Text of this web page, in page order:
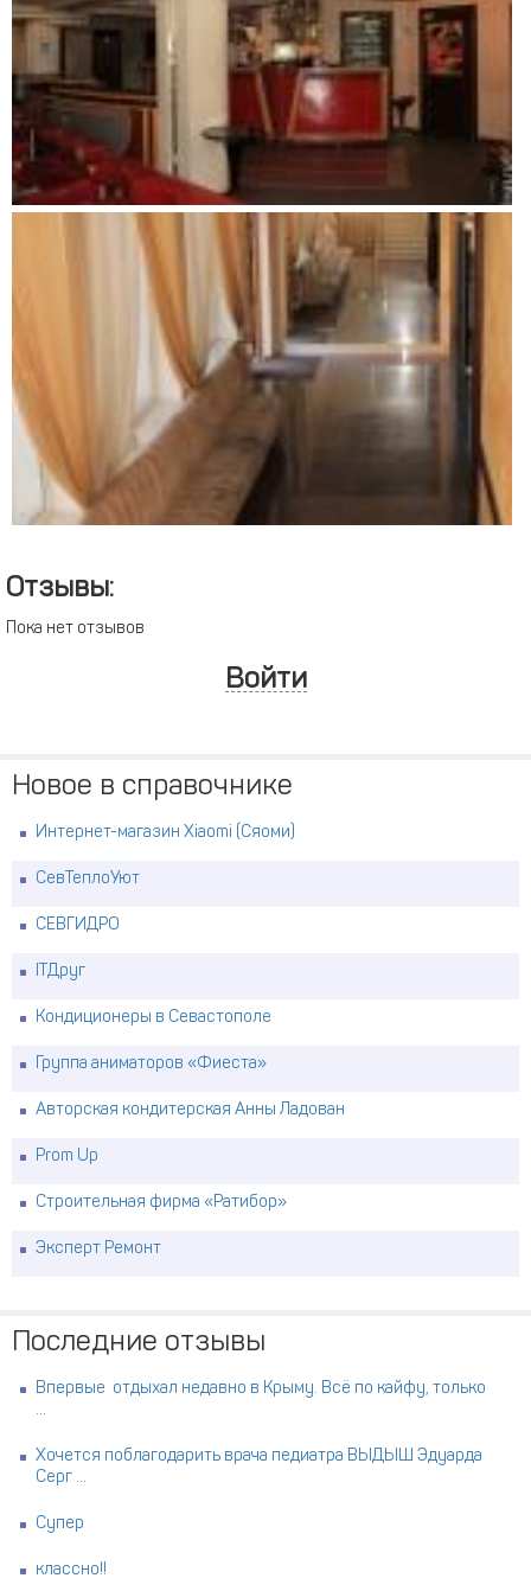
Отзывы:
Пока нет отзывов
Войти
Новое в справочнике
Интернет-магазин Xiaomi (Сяоми)
СевТеплоУют
СЕВГИДРО
ITДруг
Кондиционеры в Севастополе
Группа аниматоров «Фиеста»
Авторская кондитерская Анны Ладован
Prom Up
Строительная фирма «Ратибор»
Эксперт Ремонт
Последние отзывы
Впервые отдыхал недавно в Крыму. Всё по кайфу, только
...
Хочется поблагодарить врача педиатра ВЫДЫШ Эдуарда
Серг ...
Супер
классно!!